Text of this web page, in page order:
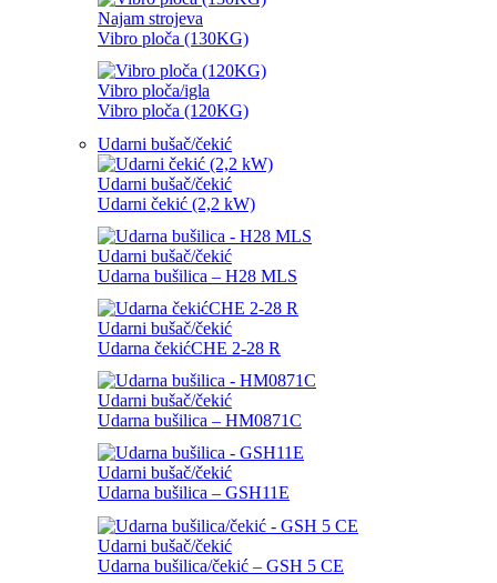
Najam strojeva
Vibro ploča (130KG)
Vibro ploča/igla
Vibro ploča (120KG)
Udarni bušač/čekić
Udarni bušač/čekić
Udarni čekić (2,2 kW)
Udarni bušač/čekić
Udarna bušilica – H28 MLS
Udarni bušač/čekić
Udarna čekićCHE 2-28 R
Udarni bušač/čekić
Udarna bušilica – HM0871C
Udarni bušač/čekić
Udarna bušilica – GSH11E
Udarni bušač/čekić
Udarna bušilica/čekić – GSH 5 CE